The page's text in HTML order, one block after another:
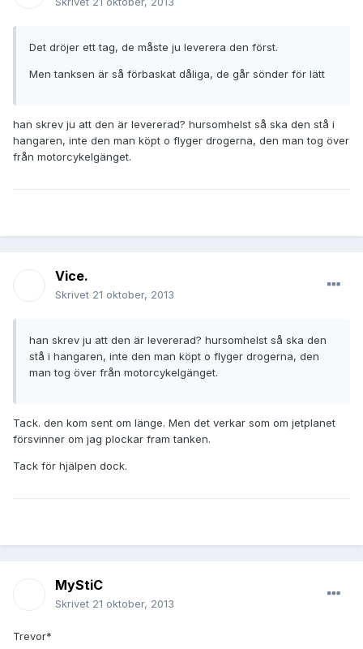
Det dröjer ett tag, de måste ju leverera den först.
Men tanksen är så förbaskat dåliga, de går sönder för lätt
han skrev ju att den är levererad? hursomhelst så ska den stå i
hangaren, inte den man köpt o flyger drogerna, den man tog över
från motorcykelgänget.
Vice.
Skrivet 21 oktober, 2013
han skrev ju att den är levererad? hursomhelst så ska den
stå i hangaren, inte den man köpt o flyger drogerna, den
man tog över från motorcykelgänget.
Tack. den kom sent om länge. Men det verkar som om jetplanet
försvinner om jag plockar fram tanken.
Tack för hjälpen dock.
MyStiC
Skrivet 21 oktober, 2013
Trevor*